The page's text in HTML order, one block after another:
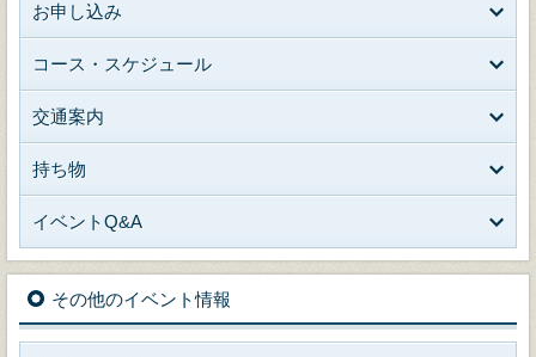
お申し込み
コース・スケジュール
交通案内
持ち物
イベントQ&A
その他のイベント情報